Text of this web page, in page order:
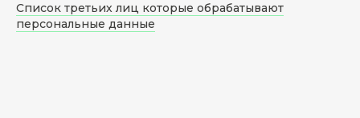
Список третьих лиц которые обрабатывают
персональные данные